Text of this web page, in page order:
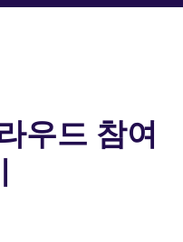
우드 참여